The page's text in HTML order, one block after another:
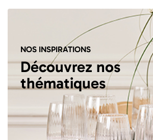
NOS INSPIRATIONS
Découvrez nos
thématiques